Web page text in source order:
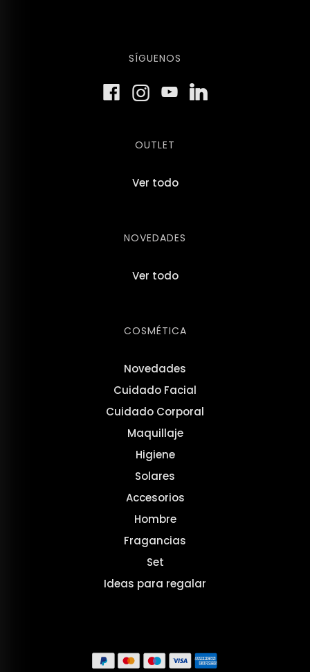
SÍGUENOS
OUTLET
Ver todo
NOVEDADES
Ver todo
COSMÉTICA
Novedades
Cuidado Facial
Cuidado Corporal
Maquillaje
Higiene
Solares
Accesorios
Hombre
Fragancias
Set
Ideas para regalar